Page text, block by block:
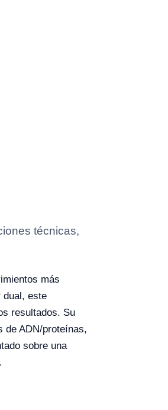
técnicas,
más
dual, este
resultados. Su
de ADN/proteínas,
sobre una